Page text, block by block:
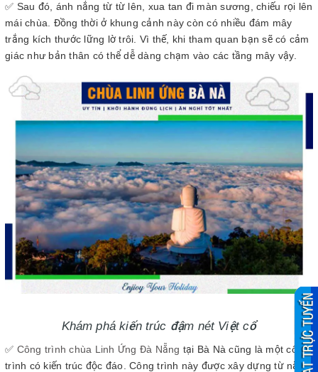
✅ Sau đó, ánh nắng từ từ lên, xua tan đi màn sương, chiếu rọi lên
mái chùa. Đồng thời ở khung cảnh này còn có nhiều đám mây
trắng kích thước lững lờ trôi. Vì thế, khi tham quan bạn sẽ có cảm
giác như bản thân có thể dễ dàng chạm vào các tầng mây vậy.
Khám phá kiến trúc đậm nét Việt cổ
✅ Công trình chùa Linh Ứng Đà Nẵng tại Bà Nà cũng là một công
trình có kiến trúc độc đáo. Công trình này được xây dựng từ năm